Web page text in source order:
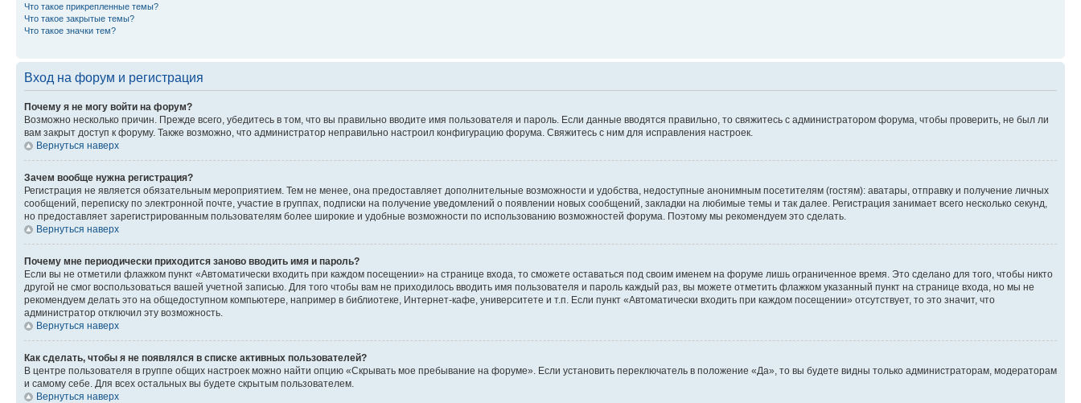
Что такое прикрепленные темы?
Что такое закрытые темы?
Что такое значки тем?
Вход на форум и регистрация
Почему я не могу войти на форум?
Возможно несколько причин. Прежде всего, убедитесь в том, что вы правильно вводите имя пользователя и пароль. Если данные вводятся правильно, то свяжитесь с администратором форума, чтобы проверить, не был ли
вам закрыт доступ к форуму. Также возможно, что администратор неправильно настроил конфигурацию форума. Свяжитесь с ним для исправления настроек.
Вернуться наверх
Зачем вообще нужна регистрация?
Регистрация не является обязательным мероприятием. Тем не менее, она предоставляет дополнительные возможности и удобства, недоступные анонимным посетителям (гостям): аватары, отправку и получение личных
сообщений, переписку по электронной почте, участие в группах, подписки на получение уведомлений о появлении новых сообщений, закладки на любимые темы и так далее. Регистрация занимает всего несколько секунд,
но предоставляет зарегистрированным пользователям более широкие и удобные возможности по использованию возможностей форума. Поэтому мы рекомендуем это сделать.
Вернуться наверх
Почему мне периодически приходится заново вводить имя и пароль?
Если вы не отметили флажком пункт «Автоматически входить при каждом посещении» на странице входа, то сможете оставаться под своим именем на форуме лишь ограниченное время. Это сделано для того, чтобы никто
другой не смог воспользоваться вашей учетной записью. Для того чтобы вам не приходилось вводить имя пользователя и пароль каждый раз, вы можете отметить флажком указанный пункт на странице входа, но мы не
рекомендуем делать это на общедоступном компьютере, например в библиотеке, Интернет-кафе, университете и т.п. Если пункт «Автоматически входить при каждом посещении» отсутствует, то это значит, что
администратор отключил эту возможность.
Вернуться наверх
Как сделать, чтобы я не появлялся в списке активных пользователей?
В центре пользователя в группе общих настроек можно найти опцию «Скрывать мое пребывание на форуме». Если установить переключатель в положение «Да», то вы будете видны только администраторам, модераторам
и самому себе. Для всех остальных вы будете скрытым пользователем.
Вернуться наверх